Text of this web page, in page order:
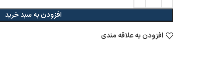
افزودن به سبد خرید
افزودن به علاقه مندی